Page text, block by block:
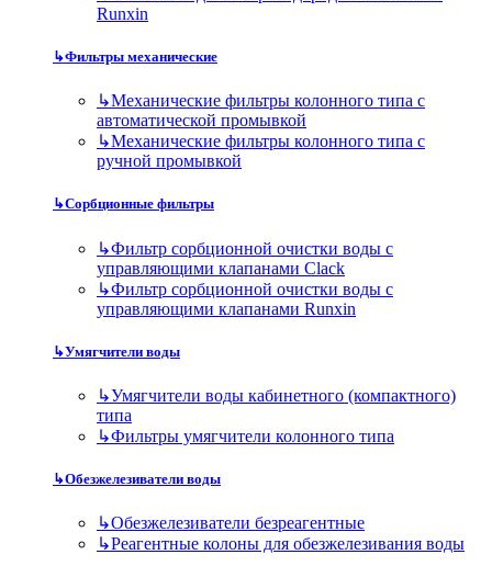
Runxin
↳Фильтры механические
↳Механические фильтры колонного типа с
автоматической промывкой
↳Механические фильтры колонного типа с
ручной промывкой
↳Сорбционные фильтры
↳Фильтр сорбционной очистки воды с
управляющими клапанами Clack
↳Фильтр сорбционной очистки воды с
управляющими клапанами Runxin
↳Умягчители воды
↳Умягчители воды кабинетного (компактного)
типа
↳Фильтры умягчители колонного типа
↳Обезжелезиватели воды
↳Обезжелезиватели безреагентные
↳Реагентные колоны для обезжелезивания воды